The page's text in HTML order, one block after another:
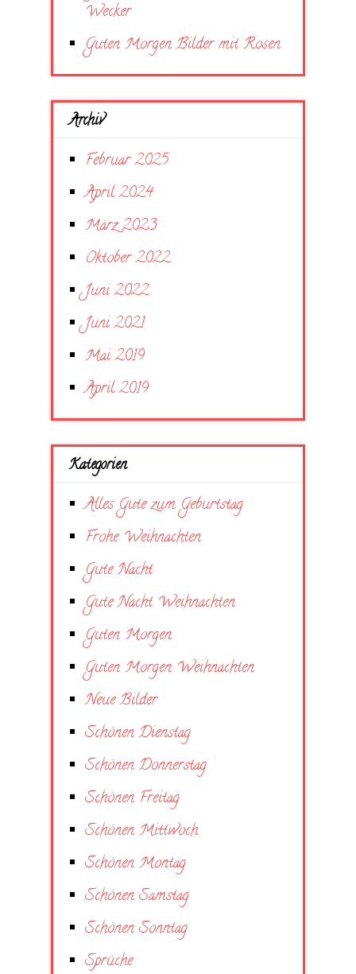
Wecker
Guten Morgen Bilder mit Rosen
Archiv
Februar 2025
April 2024
März 2023
Oktober 2022
Juni 2022
Juni 2021
Mai 2019
April 2019
Kategorien
Alles Gute zum Geburtstag
Frohe Weihnachten
Gute Nacht
Gute Nacht Weihnachten
Guten Morgen
Guten Morgen Weihnachten
Neue Bilder
Schönen Dienstag
Schönen Donnerstag
Schönen Freitag
Schönen Mittwoch
Schönen Montag
Schönen Samstag
Schönen Sonntag
Sprüche